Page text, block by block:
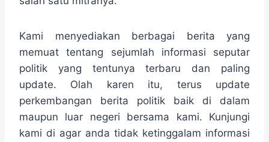
Kami menyediakan berbagai berita yang
memuat tentang sejumlah informasi seputar
politik yang tentunya terbaru dan paling
update. Olah karen itu, terus update
perkembangan berita politik baik di dalam
maupun luar negeri bersama kami. Kunjungi
kami di agar anda tidak ketinggalam informasi